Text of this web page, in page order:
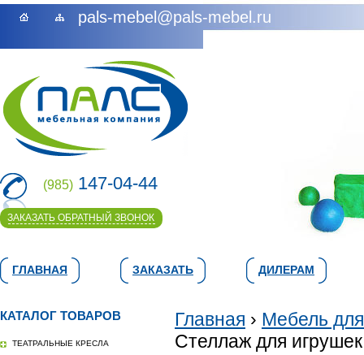
pals-mebel@pals-mebel.ru
(985) 147-04-44
ЗАКАЗАТЬ ОБРАТНЫЙ ЗВОНОК
ГЛАВНАЯ ЗАКАЗАТЬ ДИЛЕРАМ
КАТАЛОГ ТОВАРОВ
ТЕАТРАЛЬНЫЕ КРЕСЛА
Главная › Мебель
Стеллаж для